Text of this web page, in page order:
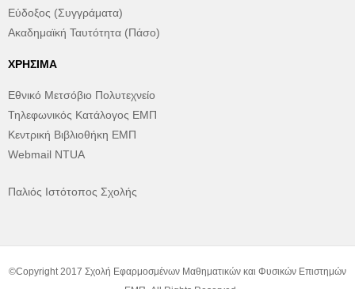
Εύδοξος (Συγγράματα)
Ακαδημαϊκή Ταυτότητα (Πάσο)
ΧΡΉΣΙΜΑ
Εθνικό Μετσόβιο Πολυτεχνείο
Τηλεφωνικός Κατάλογος ΕΜΠ
Κεντρική Βιβλιοθήκη ΕΜΠ
Webmail NTUA
Παλιός Ιστότοπος Σχολής
©Copyright 2017 Σχολή Εφαρμοσμένων Μαθηματικών και Φυσικών Επιστημών